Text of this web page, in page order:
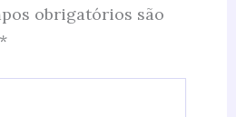
obrigatórios são
*